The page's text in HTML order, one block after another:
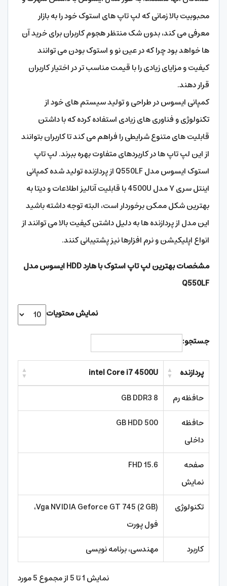
محبوبیت بالا زمانی که لپ تاپ های استوک خود را به بازار
معرفی می کند، بدون شک منتظر هجوم کاربران برای خرید آن
ها خواهد بود چرا که در عین نو و استوک بودن می توانند
کیفیت و مزایای زیادی را با قیمت مناسب تر در اختیار کاربران
قرار دهند.
کمپانی ایسوس در طراحی و تولید سیستم های خود از
تکنولوژی و فناوری های زیادی استفاده کرده که با داشتن
قابلیت های متنوع شرایطی را فراهم می کند تا کاربران بتوانند
از این لپ تاپ ها در کاربردهای متفاوت بهره ببرند. لپ تاپ
استوک ایسوس مدل Q550LF از پردازنده تولید شده کمپانی
اینتل سری ۷ مدل 4500U با قابلیت آنالیز اطلاعات و دیتا به
بهترین شکل ممکن برخوردار است، البته توجه داشته باشید
این مدل از پردازنده ها به دلیل داشتن کیفیت بالا می توانند از
انواع اپلیکیشن و نرم افزارها نیز پشتیبانی کنند.
مشخصات بهترین لپ تاپ استوک با هارد HDD ایسوس مدل
Q550LF
نمایش محتویات
جستجو:
پردازنده
intel Core i7 4500U
حافظه رم
8 GB DDR3
حافظه
داخلی
500 GB HDD
صفحه
نمایش
15.6 FHD
تکنولوژی
Vga NVIDIA Geforce GT 745 (2 GB)،
فول پورت
کاربرد
مهندسی، برنامه نویسی
نمایش 1 تا 5 از مجموع 5 مورد